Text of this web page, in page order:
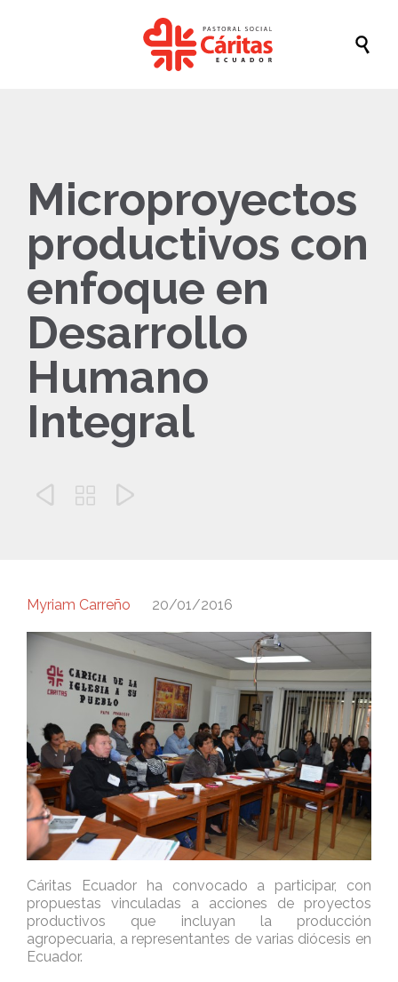

Microproyectos
productivos con
enfoque en
Desarrollo
Humano
Integral
  
Myriam Carreño 20/01/2016
Cáritas Ecuador ha convocado a participar, con
propuestas vinculadas a acciones de proyectos
productivos que incluyan la producción
agropecuaria, a representantes de varias diócesis en
Ecuador.